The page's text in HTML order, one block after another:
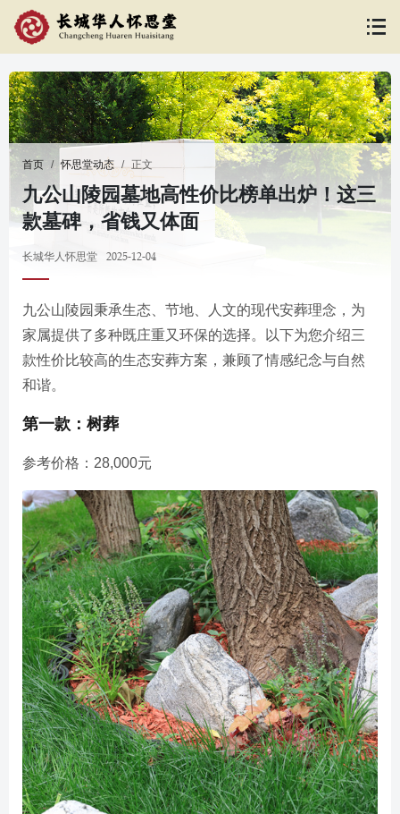
首页 怀思堂动态 正文
九公山陵园墓地高性价比榜单出炉！这三
款墓碑，省钱又体面
长城华人怀思堂 2025-12-04
九公山陵园秉承生态、节地、人文的现代安葬理念，为
家属提供了多种既庄重又环保的选择。以下为您介绍三
款性价比较高的生态安葬方案，兼顾了情感纪念与自然
和谐。
第一款：树葬
参考价格：28,000元